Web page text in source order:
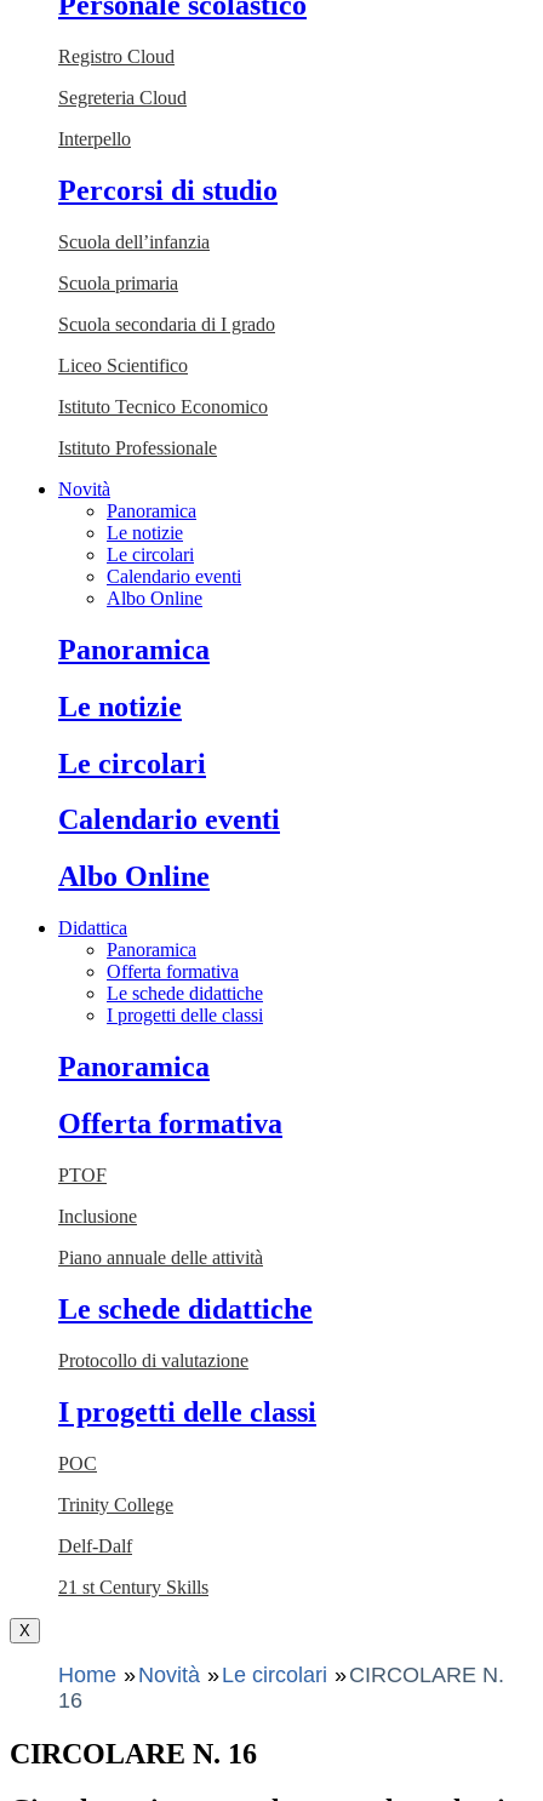
Registro Cloud
Segreteria Cloud
Interpello
Percorsi di studio
Scuola dell’infanzia
Scuola primaria
Scuola secondaria di I grado
Liceo Scientifico
Istituto Tecnico Economico
Istituto Professionale
Novità
Panoramica
Le notizie
Le circolari
Calendario eventi
Albo Online
Panoramica
Le notizie
Le circolari
Calendario eventi
Albo Online
Didattica
Panoramica
Offerta formativa
Le schede didattiche
I progetti delle classi
Panoramica
Offerta formativa
PTOF
Inclusione
Piano annuale delle attività
Le schede didattiche
Protocollo di valutazione
I progetti delle classi
POC
Trinity College
Delf-Dalf
21 st Century Skills
X
Home Novità Le circolari
CIRCOLARE N.
16
CIRCOLARE N. 16